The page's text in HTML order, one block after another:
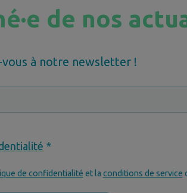
de nos
vous à notre newsletter !
*
de confidentialité et la conditions de service